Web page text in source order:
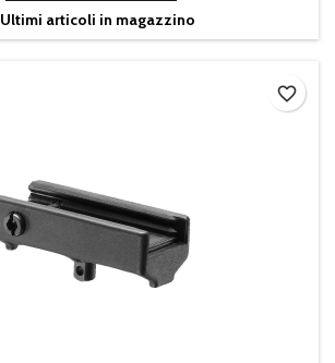
Ultimi articoli in magazzino
favorite_border